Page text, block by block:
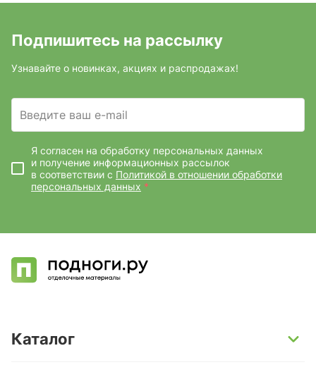
Подпишитесь на рассылку
Узнавайте о новинках, акциях и распродажах!
Введите ваш e-mail
Я согласен на обработку персональных данных
и получение информационных рассылок
в соответствии с Политикой в отношении обработки
персональных данных *
Каталог